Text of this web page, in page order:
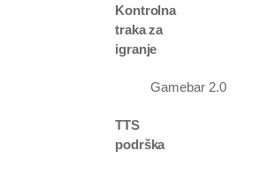
Kontrolna
traka za
igranje
Gamebar 2.0
TTS
podrška